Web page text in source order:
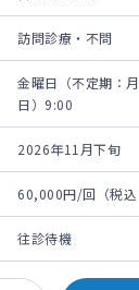
訪問診療・不問
金曜日（不定期：
日）9:00
2026年11月下旬
60,000円/回（税込
往診待機